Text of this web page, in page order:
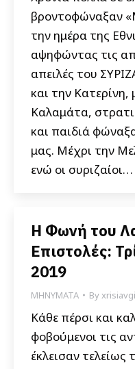
βροντοφώναξαν
την ημέρα της
αψηφώντας τις
απειλές του
και την Κατερίνη,
Καλαμάτα,
και παιδιά
μας. Μέχρι την
ενώ οι συριζαίοι…
Η Φωνή του
Επιστολές:
2019
ΜΗΝΥΜΑΤΑ Byxrisiavgi
Κάθε πέρσι και
φοβούμενοι τις
έκλεισαν τελείως